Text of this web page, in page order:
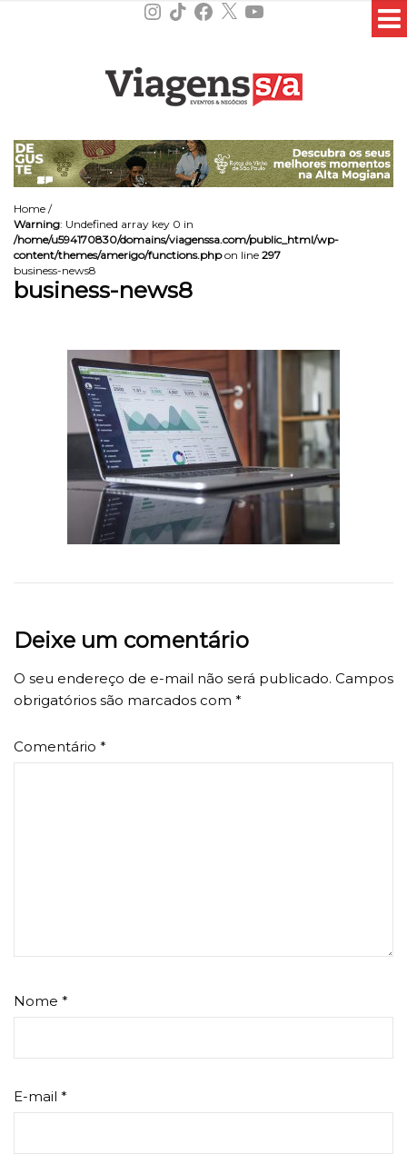
Instagram
TikTokFacebook
X YouTube
Home /
Warning: Undefined array key 0 in
/home/u594170830/domains/viagenssa.com/public_html/wp-
content/themes/amerigo/functions.phpon line 297
business-news8
business-news8
Deixe um comentário
O seu endereço de e-mail não será publicado. Campos
obrigatórios são marcados com *
Comentário *
Nome *
E-mail *